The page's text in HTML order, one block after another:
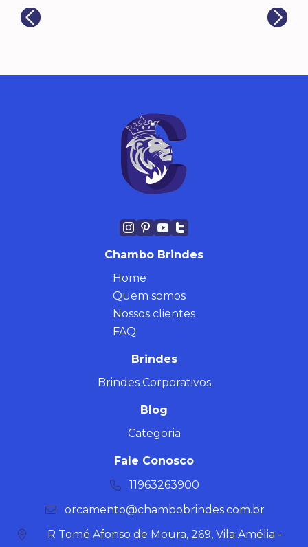
Chambo Brindes
Home
Quem somos
Nossos clientes
FAQ
Brindes
Brindes Corporativos
Blog
Categoria
Fale Conosco
11963263900
orcamento@chambobrindes.com.br
R Tomé Afonso de Moura, 269, Vila Amélia -